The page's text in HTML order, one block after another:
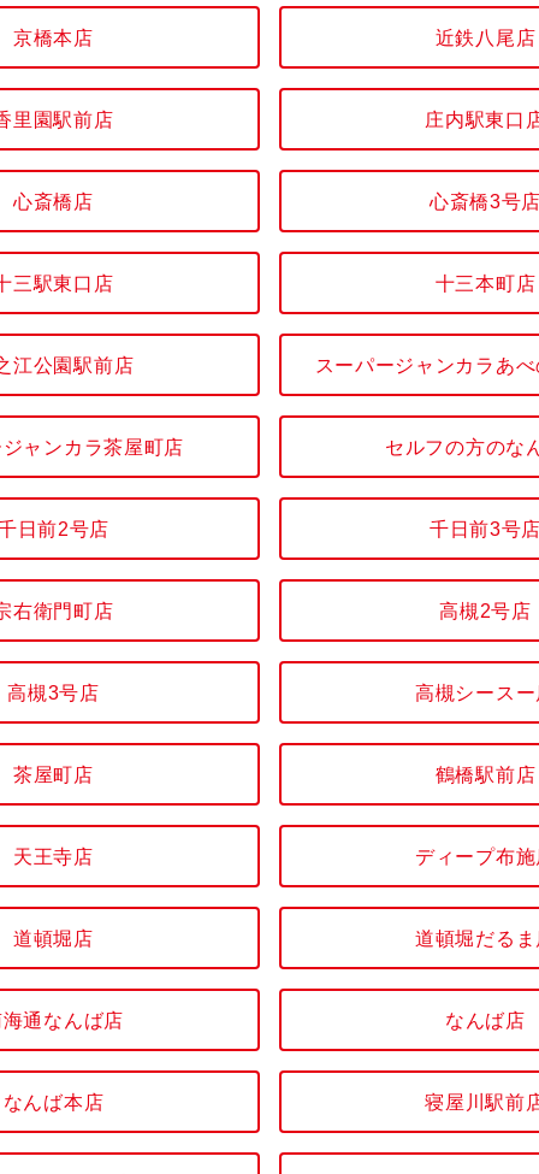
京橋本店 近鉄八尾店
里園駅前店 庄内駅東口
心斎橋店 心斎橋3号店
三駅東口店 十三本町店
江公園駅前店 スーパージャンカラあ
ャンカラ茶屋町店 セルフの方のな
日前2号店 千日前3号店
右衛門町店 高槻2号店
高槻3号店 高槻シースー
茶屋町店 鶴橋駅前店
天王寺店 ディープ布施
道頓堀店 道頓堀だるま
通なんば店 なんば店
なんば本店 寝屋川駅前